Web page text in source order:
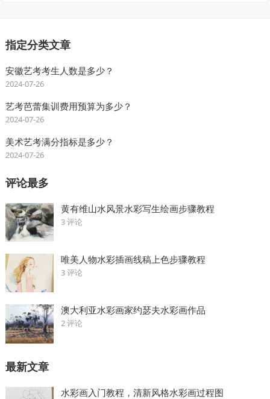
指定分类文章
安徽艺考考生人数是多少？
2024-07-26
艺考芭蕾集训费用预算为多少？
2024-07-26
美术艺考满分指标是多少？
2024-07-26
评论最多
黄有维山水风景水彩写生绘画步骤教程
3 评论
唯美人物水彩插画线稿上色步骤教程
3 评论
澳大利亚水彩画家约瑟夫水彩画作品
2 评论
最新文章
水彩画入门教程，清新风格水彩画过程图